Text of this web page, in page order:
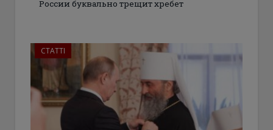
России буквально трещит хребет
СТАТТІ